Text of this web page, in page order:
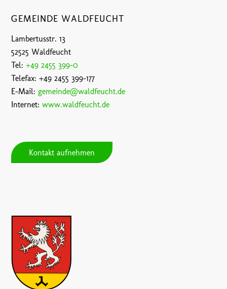
GEMEINDE WALDFEUCHT
Lambertusstr. 13
52525 Waldfeucht
Tel:+49 2455 399-0
Telefax: +49 2455 399-177
E-Mail: gemeinde@waldfeucht.de
Internet:www.waldfeucht.de
Kontakt aufnehmen